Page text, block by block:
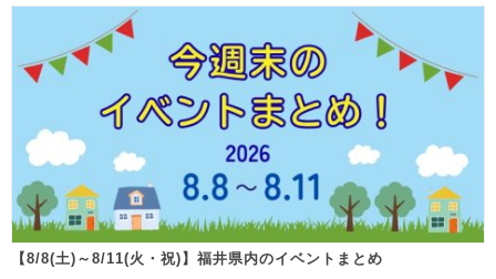
【8/8(土)～8/11(火・祝)】福井県内のイベントまとめ